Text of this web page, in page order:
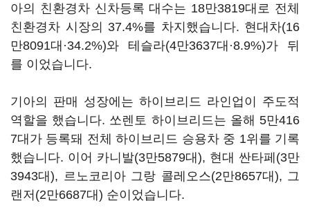
아의 친환경차 신차등록 대수는 18만3819대로 전체
친환경차 시장의 37.4%를 차지했습니다. 현대차(16
만8091대·34.2%)와 테슬라(4만3637대·8.9%)가 뒤
를 이었습니다.
기아의 판매 성장에는 하이브리드 라인업이 주도적
역할을 했습니다. 쏘렌토 하이브리드는 올해 5만416
7대가 등록돼 전체 하이브리드 승용차 중 1위를 기록
했습니다. 이어 카니발(3만5879대), 현대 싼타페(3만
3943대), 르노코리아 그랑 콜레오스(2만8657대), 그
랜저(2만6687대) 순이었습니다.